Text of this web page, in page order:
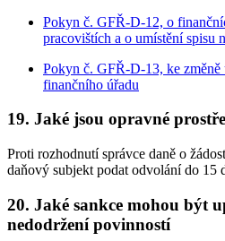
Pokyn č. GFŘ-D-12, o
pracovištích a o umístění spisu
Pokyn č. GFŘ-D-13, ke změně
finančního úřadu
19. Jaké jsou opravné
Proti rozhodnutí správce daně o
daňový subjekt podat odvolání do 15
20. Jaké sankce mohou být
nedodržení povinností